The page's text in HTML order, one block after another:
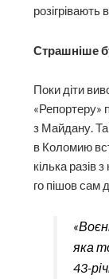
розігрівають
Страшніше
Поки діти
«Репортеру»
з Майдану.
в Коломию
кілька разів
го пішов сам
яка
43-